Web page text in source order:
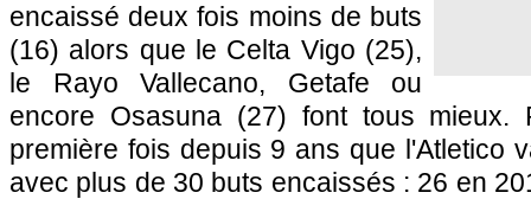
encaissé deux fois moins de buts
(16) alors que le Celta Vigo (25),
le Rayo Vallecano, Getafe ou
encore Osasuna (27) font tous mieux.
première fois depuis 9 ans que l'Atletico
avec plus de 30 buts encaissés : 26 en